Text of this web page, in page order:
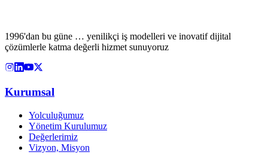
1996'dan bu güne … yenilikçi iş modelleri ve inovatif dijital
çözümlerle katma değerli hizmet sunuyoruz
Kurumsal
Yolculuğumuz
Yönetim Kurulumuz
Değerlerimiz
Vizyon, Misyon